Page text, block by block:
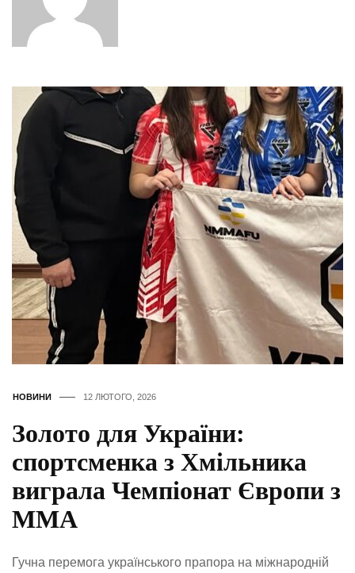
НОВИНИ 12 ЛЮТОГО, 2026
Золото для України:
спортсменка з Хмільника
виграла Чемпіонат Європи з
ММА
Гучна перемога українського прапора на міжнародній